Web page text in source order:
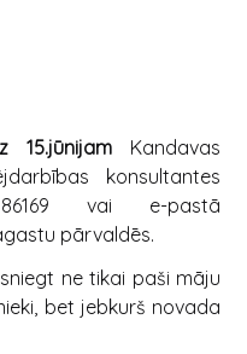
15.jūnijam Kandavas
konsultantes
vai e-pastā
pārvaldēs.
ne tikai paši māju
bet jebkurš novada